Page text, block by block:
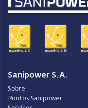
Sanipower S.A.
Sobre
Pontos Sanipower